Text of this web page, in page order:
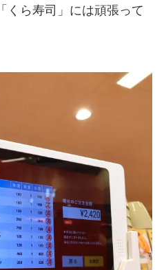
くら寿司」には頑張って